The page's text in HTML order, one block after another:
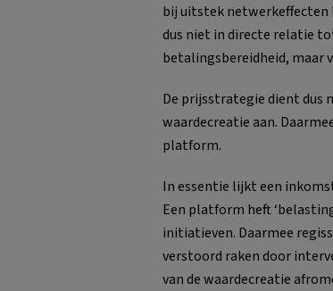
bij uitstek netwerkeffecten
dus niet in directe relatie
betalingsbereidheid, maar
De prijsstrategie dient dus
waardecreatie aan.
platform.
In essentie lijkt een
Een platform heft
initiatieven. Daarmee
verstoord raken door
van de waardecreatie